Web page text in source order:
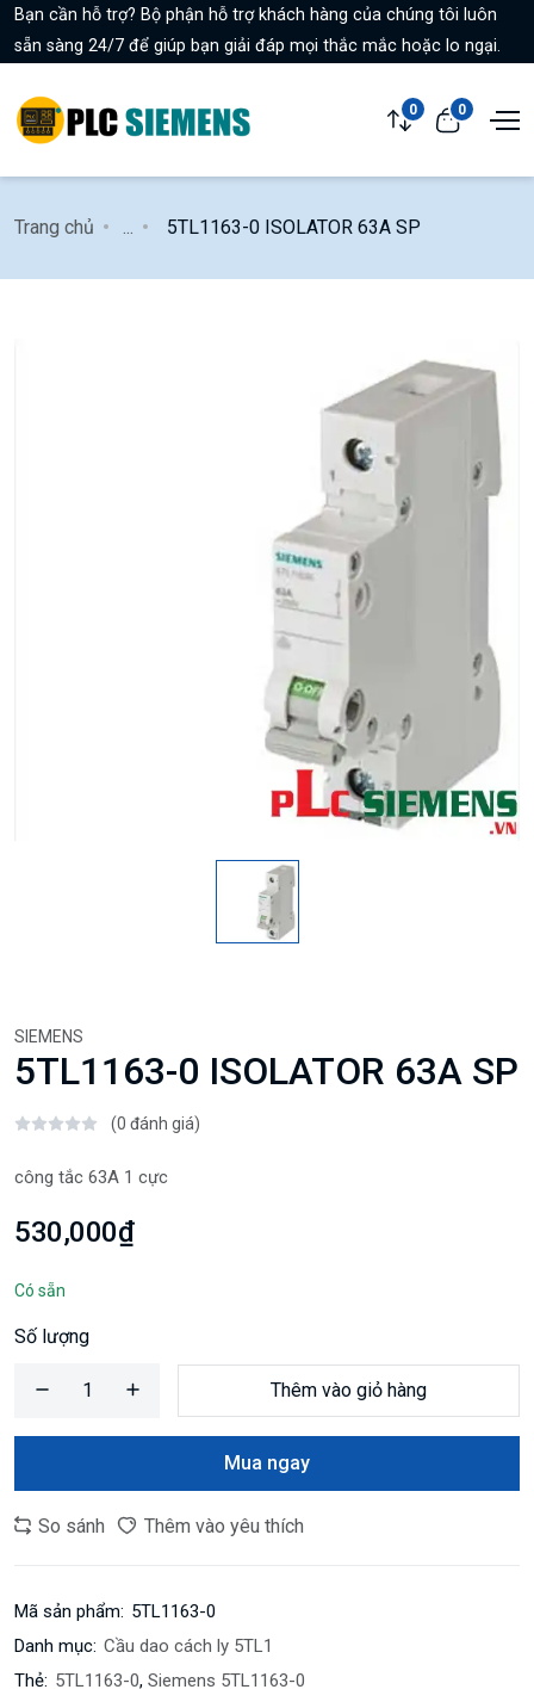
Bạn cần hỗ trợ? Bộ phận hỗ trợ khách hàng của chúng tôi luôn
sẵn sàng 24/7 để giúp bạn giải đáp mọi thắc mắc hoặc lo ngại.
0 0
Trang chủ 5TL1163-0 ISOLATOR 63A SP
SIEMENS
5TL1163-0 ISOLATOR 63A SP
(0 đánh giá)
công tắc 63A 1 cực
530,000₫
Có sẵn
Số lượng
Thêm vào giỏ hàng
Mua ngay
So sánh Thêm vào yêu thích
Mã sản phẩm: 5TL1163-0
Danh mục: Cầu dao cách ly 5TL1
Thẻ: 5TL1163-0, Siemens 5TL1163-0